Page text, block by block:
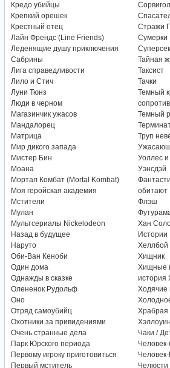
Кредо убийцы
Крепкий орешек
Крестный отец
Лайн Френдс (Line Friends)
Леденящие душу приключения
Сабрины
Лига справедливости
Лило и Стич
Луни Тюнз
Люди в черном
Магазинчик ужасов
Мандалорец
Матрица
Мир дикого запада
Мистер Бин
Моана
Мортал Комбат (Mortal Kombat)
Моя геройская академия
Мстители
Мулан
Мультсериалы Nickelodeon
Назад в будущее
Наруто
Оби-Ван Кеноби
Один дома
Однажды в сказке
Олененок Рудольф
Оно
Отряд самоубийц
Охотники за привидениями
Очень странные дела
Парк Юрского периода
Первому игроку приготовиться
Первый мститель
Стражи
Сумерки
Тайная
Таксист
Тачки
Темный
Темный
Труп
Уоллес
Уэнсдэй
обитают
Флэш
Хан
Истории
Хеллбой
Хищник
Хищные
история
Ходячие
Храбрая
Хэллоуин
Чаки /
Челюсти